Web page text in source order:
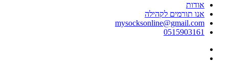
אודות
אנו תורמים לקהילה
mysocksonline@gmail.com
0515903161